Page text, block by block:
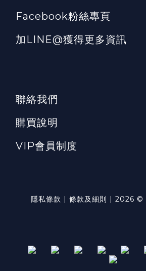
Facebook粉絲專頁
加LINE@獲得更多資訊
聯絡我們
購買說明
VIP會員制度
隱私條款 | 條款及細則 | 2026